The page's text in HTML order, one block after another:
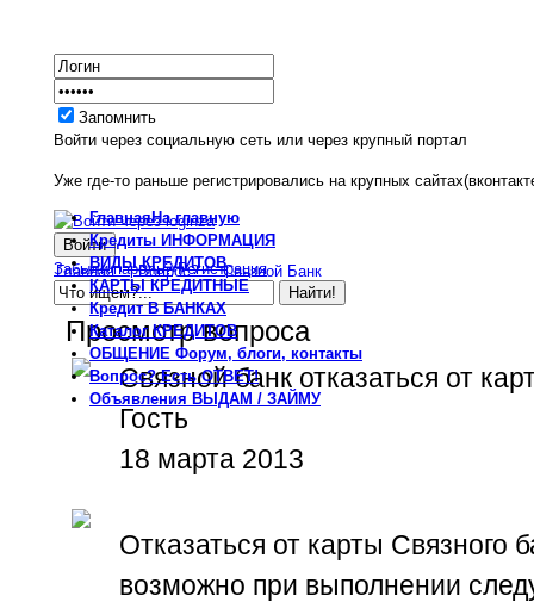
Запомнить
Войти через социальную сеть или через крупный портал
Уже где-то раньше регистрировались на крупных
Забыли пароль? Регистрация
ГлавнаяНа главную
Кредиты ИНФОРМАЦИЯ
ВИДЫКРЕДИТОВ
КАРТЫКРЕДИТНЫЕ
КредитВ БАНКАХ
Каталог КРЕДИТОВ
ОБЩЕНИЕ Форум, блоги, контакты
Вопрос?Есть ОТВЕТ!
Объявления ВЫДАМ / ЗАЙМУ
Главная Вопрос? Связной Банк
Просмотр вопроса
Связной банк отказаться от
Гость
18 марта 2013
Отказаться от карты Связного
возможно при выполнении